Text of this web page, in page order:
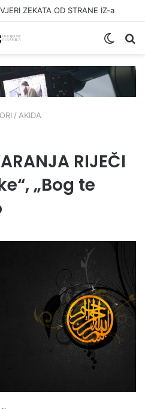
ZEKATA OD STRANE IZ-a
Switch
/ AKIDA
RIJEČI
„Bog te